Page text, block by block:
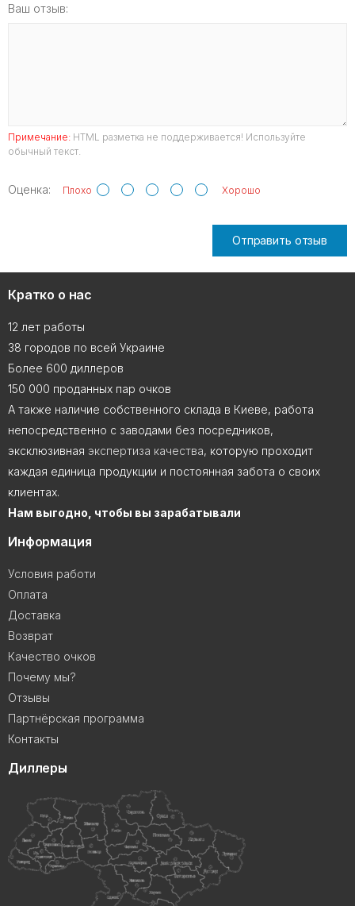
Ваш отзыв:
Примечание: HTML разметка не поддерживается! Используйте
обычный текст.
Оценка: Плохо Хорошо
Отправить отзыв
Кратко о нас
12 лет работы
38 городов по всей Украине
Более 600 диллеров
150 000 проданных пар очков
А также наличие собственного склада в Киеве, работа
непосредственно с заводами без посредников,
эксклюзивная экспертиза качества, которую проходит
каждая единица продукции и постоянная забота о своих
клиентах.
Нам выгодно, чтобы вы зарабатывали
Информация
Условия работи
Оплата
Доставка
Возврат
Качество очков
Почему мы?
Отзывы
Партнёрская программа
Контакты
Диллеры